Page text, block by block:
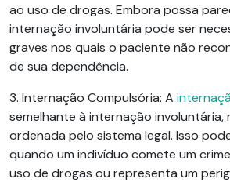
ao uso de drogas. Embora possa
internação involuntária pode ser
graves nos quais o paciente não
de sua dependência.
3. Internação Compulsória: A
semelhante à internação involuntária,
ordenada pelo sistema legal. Isso
quando um indivíduo comete um
uso de drogas ou representa um